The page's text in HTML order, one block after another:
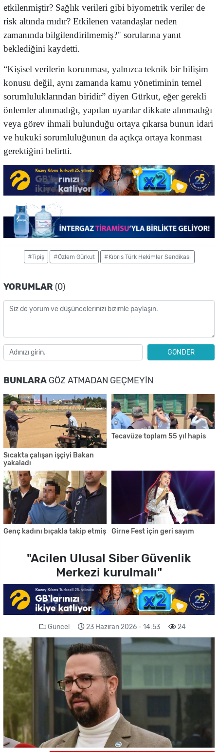
etkilenmiştir? Sağlık verileri gibi biyometrik veriler de
risk altında mıdır? Etkilenen vatandaşlar neden
zamanında bilgilendirilmemiş?" sorularına yanıt
beklediğini kaydetti.
“Kişisel verilerin korunması, yalnızca teknik bir bilişim
konusu değil, aynı zamanda kamu yönetiminin temel
sorumluluklarından biridir” diyen Gürkut, eğer gerekli
önlemler alınmadığı, yapılan uyarılar dikkate alınmadığı
veya görev ihmali bulunduğu ortaya çıkarsa bunun idari
ve hukuki sorumluluğunun da açıkça ortaya konması
gerektiğini belirtti.
#Tıpiş #Özlem Gürkut #Kıbrıs Türk Hekimler Sendikası
YORUMLAR (0)
GÖNDER
BUNLARA GÖZ ATMADAN GEÇMEYIN
Sıcakta çalışan işçiyi Bakan
yakaladı
Tecavüze toplam 55 yıl hapis
Genç kadını bıçakla takip etmiş Girne Fest için geri sayım
"Acilen Ulusal Siber Güvenlik
Merkezi kurulmalı"
Güncel 23 Haziran 2026 - 14:53 24